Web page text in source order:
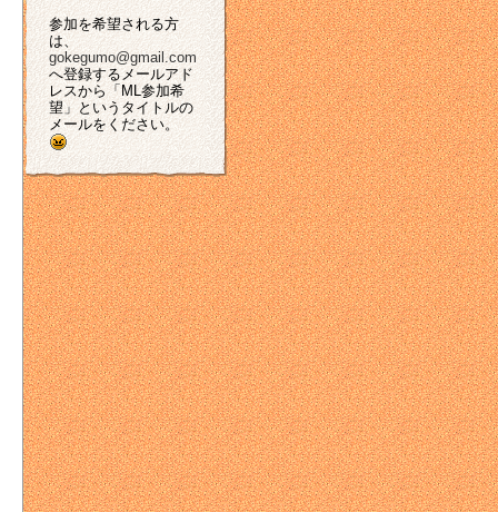
参加を希望される方
は、
gokegumo@gmail.com
へ登録するメールアド
レスから「ML参加希
望」というタイトルの
メールをください。